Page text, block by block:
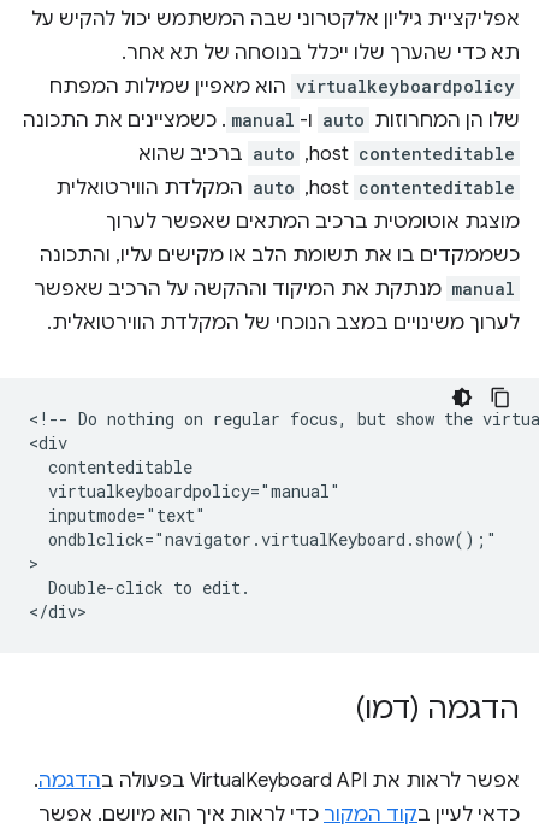
אפליקציית גיליון אלקטרוני שבה המשתמש יכול להקיש על
תא כדי שהערך שלו ייכלל בנוסחה של תא אחר.
virtualkeyboardpolicy הוא מאפיין שמילות המפתח
שלו הן המחרוזות auto ו- manual . כשמציינים את התכונה
contenteditable
auto ברכיב שהוא
contenteditable
auto המקלדת הווירטואלית
מוצגת אוטומטית ברכיב המתאים שאפשר לערוך
כשממקדים בו את תשומת הלב או מקישים עליו, והתכונה
manual מנתקת את המיקוד וההקשה על הרכיב שאפשר
לערוך משינויים במצב הנוכחי של המקלדת הווירטואלית.
<!-- Do nothing on regular focus, but show the
<div
  contenteditable
  virtualkeyboardpolicy="manual"
  inputmode="text"
  ondblclick="navigator.virtualKeyboard.show();"
>
  Double-click to edit.
הדגמה (דמו)
אפשר לראות את VirtualKeyboard API בפעולה ב הדגמה.
כדאי לעיין בקוד המקור כדי לראות איך הוא מיושם. אפשר